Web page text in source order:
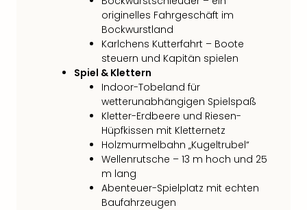
originelles Fahrgeschäft im
Bockwurstland
Karlchens Kutterfahrt – Boote
steuern und Kapitän spielen
Spiel & Klettern
Indoor-Tobeland für
wetterunabhängigen Spielspaß
Kletter-Erdbeere und Riesen-
Hüpfkissen mit Kletternetz
Holzmurmelbahn „Kugeltrubel“
Wellenrutsche – 13 m hoch und 25
m lang
Abenteuer-Spielplatz mit echten
Baufahrzeugen